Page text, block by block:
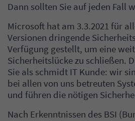
Dann sollten Sie auf jeden Fall
Microsoft hat am 3.3.2021 für
Versionen dringende
Verfügung gestellt, um eine
Sicherheitslücke zu schließen.
Sie als schmidt IT Kunde: wir
bei allen von uns betreuten
und führen die nötigen
Nach Erkenntnissen des BSI